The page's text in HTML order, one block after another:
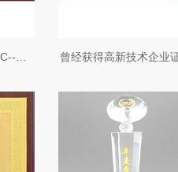
曾经获得高新技术企业